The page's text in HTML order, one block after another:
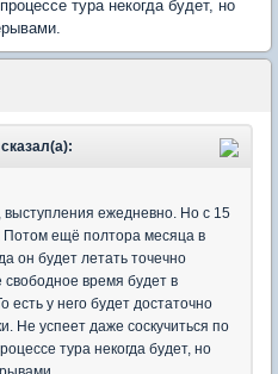
тура некогда будет, но
ежедневно. Но с 15
ещё полтора месяца в
он будет летать точечно
время будет в
есть у него будет достаточно
Не успеет даже соскучиться по
тура некогда будет, но